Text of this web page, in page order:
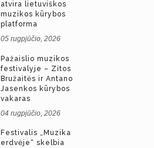
atvira lietuviškos
muzikos kūrybos
platforma
05 rugpjūčio, 2026
Pažaislio muzikos
festivalyje – Zitos
Bružaitės ir Antano
Jasenkos kūrybos
vakaras
04 rugpjūčio, 2026
Festivalis „Muzika
erdvėje“ skelbia